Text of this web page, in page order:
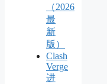
（2026
最
新
版）
Clash
Verge
进